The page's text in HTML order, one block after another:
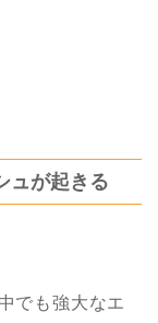
ュが起きる
でも強大なエ